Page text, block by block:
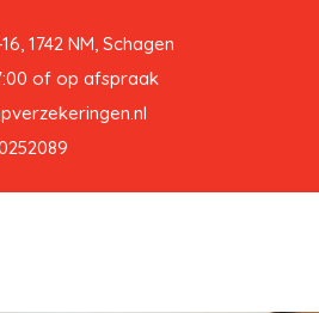
1742 NM, Schagen
of op afspraak